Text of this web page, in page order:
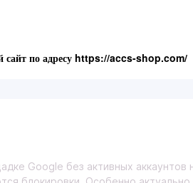
сайт по адресу https://accs-shop.com/
Google без активных